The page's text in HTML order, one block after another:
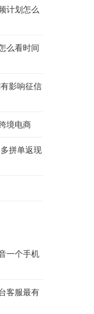
计划怎么
么看时间
影响征信
境电商
拼单返现
一个手机
客服最有